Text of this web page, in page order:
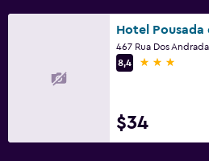
8,4
3 estrellas
$34